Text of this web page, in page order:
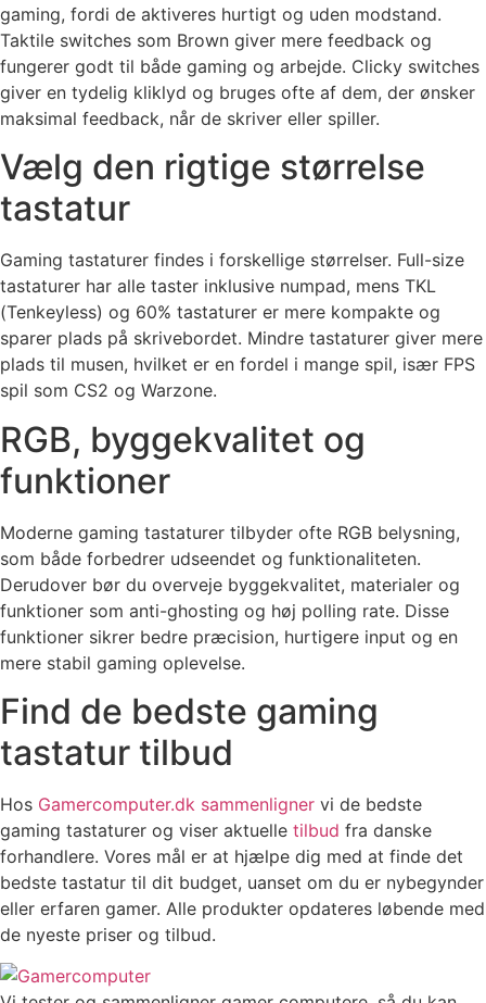
gaming, fordi de aktiveres hurtigt og uden modstand.
Taktile switches som Brown giver mere feedback og
fungerer godt til både gaming og arbejde. Clicky switches
giver en tydelig kliklyd og bruges ofte af dem, der ønsker
maksimal feedback, når de skriver eller spiller.
Vælg den rigtige størrelse
tastatur
Gaming tastaturer findes i forskellige størrelser. Full-size
tastaturer har alle taster inklusive numpad, mens TKL
(Tenkeyless) og 60% tastaturer er mere kompakte og
sparer plads på skrivebordet. Mindre tastaturer giver mere
plads til musen, hvilket er en fordel i mange spil, især FPS
spil som CS2 og Warzone.
RGB, byggekvalitet og
funktioner
Moderne gaming tastaturer tilbyder ofte RGB belysning,
som både forbedrer udseendet og funktionaliteten.
Derudover bør du overveje byggekvalitet, materialer og
funktioner som anti-ghosting og høj polling rate. Disse
funktioner sikrer bedre præcision, hurtigere input og en
mere stabil gaming oplevelse.
Find de bedste gaming
tastatur tilbud
Hos Gamercomputer.dk sammenligner vi de bedste
gaming tastaturer og viser aktuelle tilbud fra danske
forhandlere. Vores mål er at hjælpe dig med at finde det
bedste tastatur til dit budget, uanset om du er nybegynder
eller erfaren gamer. Alle produkter opdateres løbende med
de nyeste priser og tilbud.